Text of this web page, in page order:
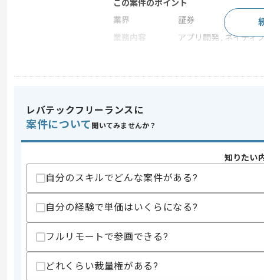
この案件のポイント
業界
証券
業務内容
アプリ開発 , ネイティ
スキル
・ブリッジSEとしての経験
・ネイティブアプリ開発経験
・Swiftを用いたiOSアプリ開発経験
・Kotlinを用いたAndroidアプリ開発経験
上記に似た経験やスキルをお持ちであれば申
その他募集要項
商談回数
レバテックフリーランスに
案件について 聞いてみませんか？
知りたい
自分のスキルでどんな案件がある?
自分の経験で単価はいくらになる?
フルリモートで参画できる?
どれくらい裁量権がある?